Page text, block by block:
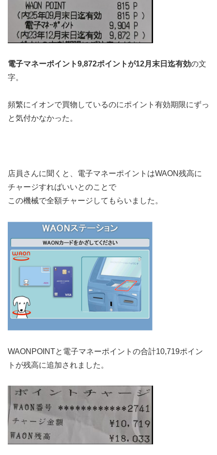
電子マネーポイント9,872ポイントが12月末日迄有効の文
字。
頻繁にイオンで買物しているのにポイント有効期限にずっ
と気付かなかった。
店員さんに聞くと、電子マネーポイントはWAON残高に
チャージすればいいとのことで
この機械で全額チャージしてもらいました。
WAONPOINTと電子マネーポイントの合計10,719ポイン
トが残高に追加されました。